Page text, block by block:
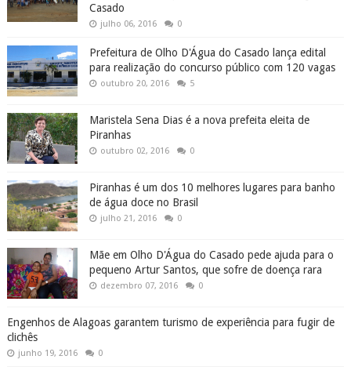
Casado
julho 06, 2016 0
Prefeitura de Olho D'Água do Casado lança edital
para realização do concurso público com 120 vagas
outubro 20, 2016 5
Maristela Sena Dias é a nova prefeita eleita de
Piranhas
outubro 02, 2016 0
Piranhas é um dos 10 melhores lugares para banho
de água doce no Brasil
julho 21, 2016 0
Mãe em Olho D'Água do Casado pede ajuda para o
pequeno Artur Santos, que sofre de doença rara
dezembro 07, 2016 0
Engenhos de Alagoas garantem turismo de experiência para fugir de
clichês
junho 19, 2016 0